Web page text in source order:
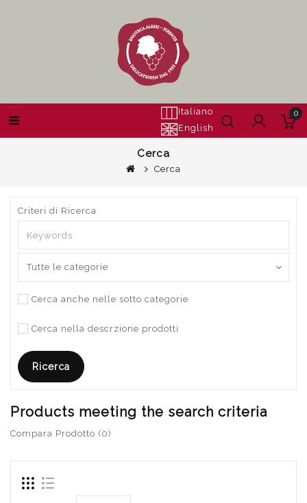
Italiano
English
0
Cerca
Cerca
Criteri di Ricerca
Cerca anche nelle sotto categorie
Cerca nella descrzione prodotti
Products meeting the search criteria
Compara Prodotto (0)